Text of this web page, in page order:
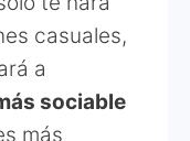
casuales,
a
sociable
más